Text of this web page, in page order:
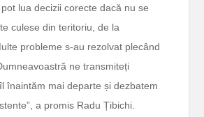
lua decizii corecte dacă nu se
culese din teritoriu, de la
probleme s-au rezolvat plecând
ne transmiteți
înaintăm mai departe și dezbatem
a promis Radu Țibichi.